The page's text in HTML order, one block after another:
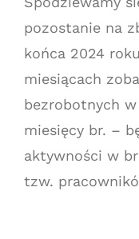
pozostanie na
końca 2024
miesiącach
bezrobotnych
miesięcy br. –
aktywności w
tzw.